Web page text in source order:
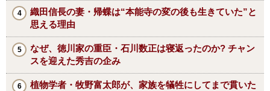
織田信長の妻・帰蝶は“本能寺の変の後も生きていた”と
思える理由
なぜ、徳川家の重臣・石川数正は寝返ったのか? チャン
スを迎えた秀吉の企み
植物学者・牧野富太郎が、家族を犠牲にしてまで貫いた